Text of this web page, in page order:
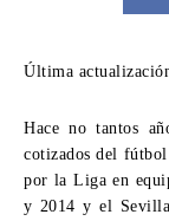
Última
Hace no tantos
cotizados del
por la Liga en
y 2014 y el